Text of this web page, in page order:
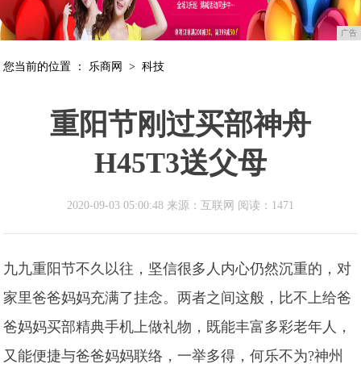
广告
您当前的位置 ： 乐商网 >科技
重阳节刚过买部神舟
H45T3送父母
2020-09-03 05:00:48 来源：互联网 阅读：1471
九九重阳节不久以往，坚信很多人内心仍然沉重的，对
家里爸爸妈妈充满了挂念。两者之间这般，比不上给爸
爸妈妈买部精典手机上做礼物，既能丰富多彩老年人，
又能便捷与爸爸妈妈联络，一举多得，何乐不为?神州